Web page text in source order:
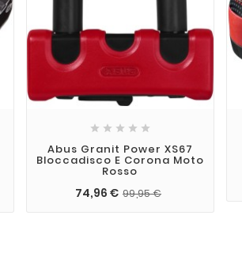
    
Abus Granit Power XS67
Bloccadisco E Corona Moto
Rosso
74,96 € 99,95 €